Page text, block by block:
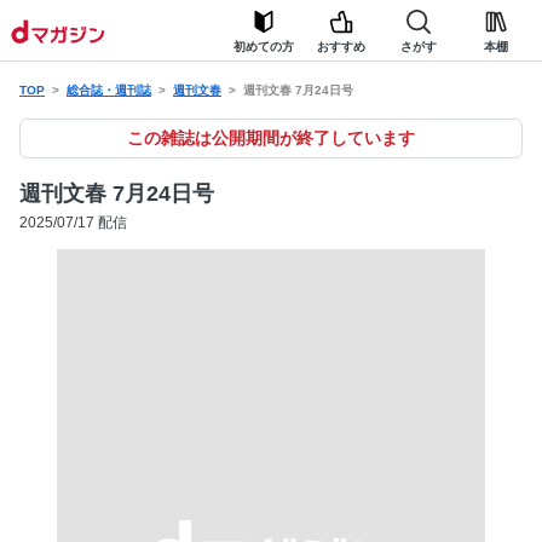
初めての方 おすすめ さがす 本棚
TOP 総合誌・週刊誌 週刊文春 週刊文春 7月24日号
この雑誌は公開期間が終了しています
週刊文春 7月24日号
2025/07/17 配信